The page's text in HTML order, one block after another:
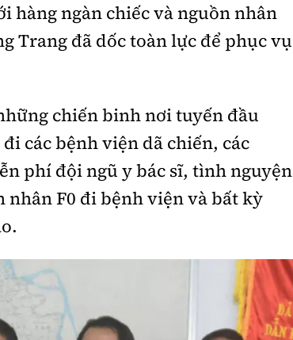
hàng ngàn chiếc và nguồn nhân
Trang đã dốc toàn lực để phục vụ
chiến binh nơi tuyến đầu
các bệnh viện dã chiến, các
phí đội ngũ y bác sĩ, tình nguyện
nhân F0 đi bệnh viện và bất kỳ